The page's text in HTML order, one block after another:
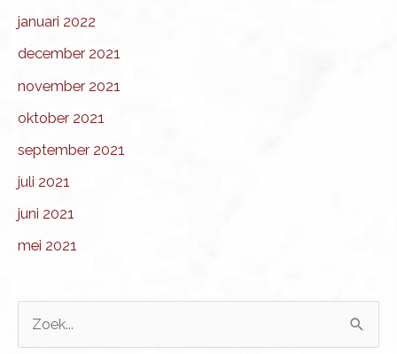
januari 2022
december 2021
november 2021
oktober 2021
september 2021
juli 2021
juni 2021
mei 2021